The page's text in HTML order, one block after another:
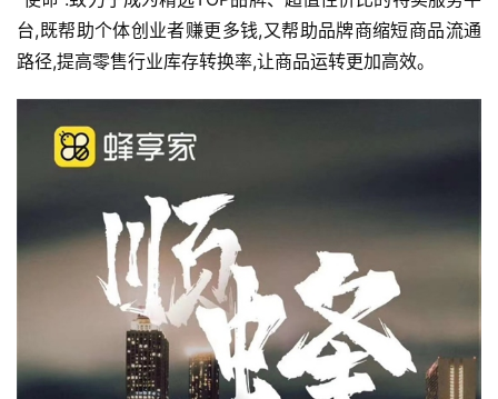
台,既帮助个体创业者赚更多钱,又帮助品牌商缩短商品流通
路径,提高零售行业库存转换率,让商品运转更加高效。